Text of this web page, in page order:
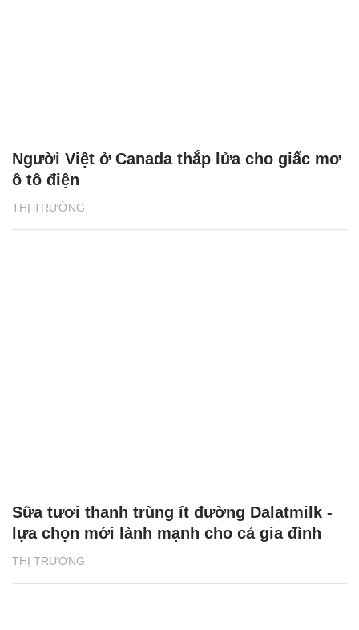
THỊ TRƯỜNG
Người Việt ở Canada thắp lửa cho giấc mơ
ô tô điện
THỊ TRƯỜNG
Sữa tươi thanh trùng ít đường Dalatmilk -
lựa chọn mới lành mạnh cho cả gia đình